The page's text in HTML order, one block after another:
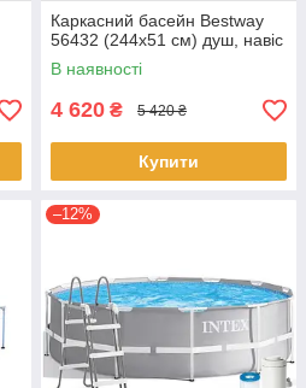
Каркасний басейн Bestway
56432 (244x51 см) душ, навіс
В наявності
4 620 ₴ 5 420 ₴
Купити
–12%